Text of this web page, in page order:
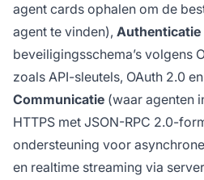
agent cards ophalen om de
agent te vinden), Authenticatie
beveiligingsschema’s volgens
zoals API-sleutels, OAuth 2.0
Communicatie (waar agenten
HTTPS met JSON-RPC 2.0-
ondersteuning voor
en realtime streaming via